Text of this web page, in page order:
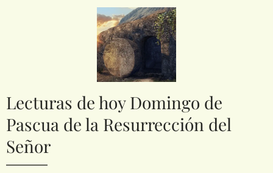
Lecturas de hoy Domingo de
Pascua de la Resurrección del
Señor